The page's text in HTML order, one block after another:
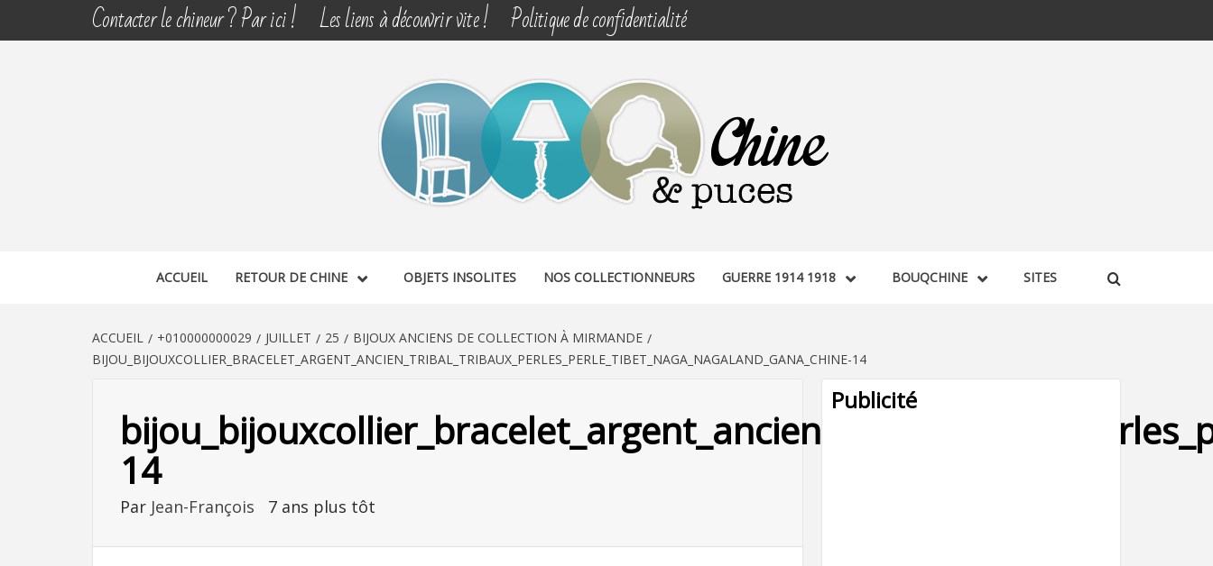
Contacter le chineur ? Par ici ! Les liens à découvrir vite ! Politique de confidentialité
CHINE & PUCES
ACCUEIL RETOUR DE CHINE OBJETS INSOLITES NOS COLLECTIONNEURS GUERRE 1914 1918 BOUQCHINE SITES
ACCUEIL +010000000029 JUILLET 25
BIJOUX ANCIENS DE COLLECTION À MIRMANDE
BIJOU_BIJOUXCOLLIER_BRACELET_ARGENT_ANCIEN_TRIBAL_TRIBAUX_PERLES_PERLE_TIBET_NAGA_NAGALAND_GANA_CHINE-14
14
Par Jean-François 7 ans plus tôt
Publicité